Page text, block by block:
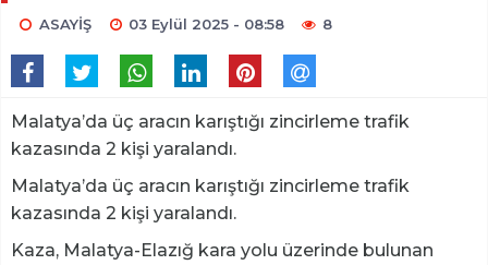
ASAYİŞ 03 Eylül 2025 - 08:58 8
Malatya’da üç aracın karıştığı zincirleme trafik
kazasında 2 kişi yaralandı.
Malatya’da üç aracın karıştığı zincirleme trafik
kazasında 2 kişi yaralandı.
Kaza, Malatya-Elazığ kara yolu üzerinde bulunan